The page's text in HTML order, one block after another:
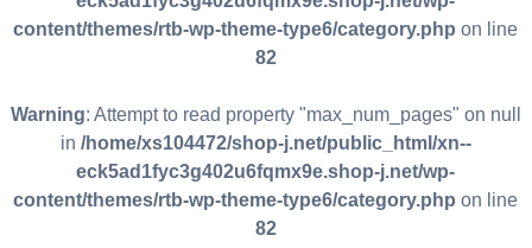
content/themes/rtb-wp-theme-type6/category.php on line
82
Warning: Attempt to read property "max_num_pages" on null
in /home/xs104472/shop-j.net/public_html/xn--
eck5ad1fyc3g402u6fqmx9e.shop-j.net/wp-
content/themes/rtb-wp-theme-type6/category.php on line
82